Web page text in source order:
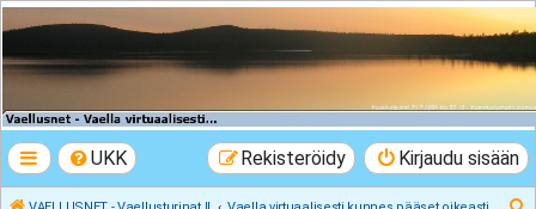
VAELLUSNET -
Vaellusturinat II
UKK Kirjaudu sisään
Rekisteröidy